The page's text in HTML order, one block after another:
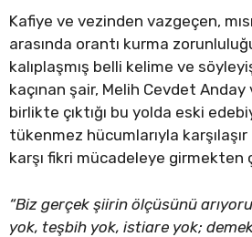
Kafiye ve vezinden vazgeçen,
arasında orantı kurma
kalıplaşmış belli kelime ve
kaçınan şair, Melih Cevdet
birlikte çıktığı bu yolda eski
tükenmez hücumlarıyla
karşı fikri mücadeleye girmekten
“Biz gerçek şiirin ölçüsünü
yok, teşbih yok, istiare yok;